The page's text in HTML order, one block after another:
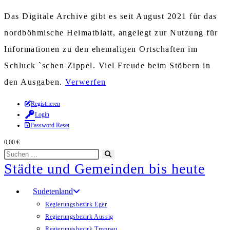
Das Digitale Archive gibt es seit August 2021 für das
nordböhmische Heimatblatt, angelegt zur Nutzung für
Informationen zu den ehemaligen Ortschaften im
Schluck `schen Zippel. Viel Freude beim Stöbern in
den Ausgaben. Verwerfen
Zum
Inhalt
springen
Registrieren
Login
Password Reset
0,00 €
Diese
Website
durchsuchen
starten
Städte und Gemeinden bis heute
Sudetenland
Regierungsbezirk Eger
Regierungsbezirk Aussig